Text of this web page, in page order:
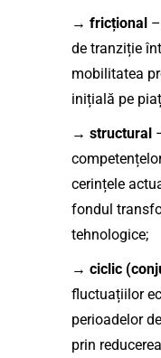
→ fricțional
de tranziție
mobilitatea
inițială pe
→ structural
cerințele
fondul
tehnologice;
→ ciclic
fluctuațiilor
perioadelor
prin